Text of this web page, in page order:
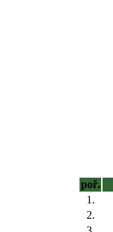
poř.
1.
2.